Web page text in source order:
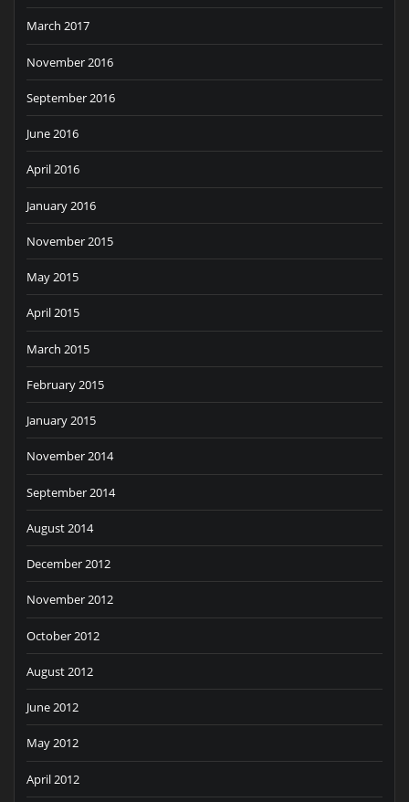
March 2017
November 2016
September 2016
June 2016
April 2016
January 2016
November 2015
May 2015
April 2015
March 2015
February 2015
January 2015
November 2014
September 2014
August 2014
December 2012
November 2012
October 2012
August 2012
June 2012
May 2012
April 2012